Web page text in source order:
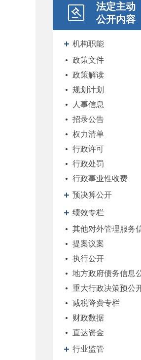
法定主动
公开内容
机构职能
政策文件
政策解读
规划计划
人事信息
招录公告
权力清单
行政许可
行政处罚
行政事业性收费
预决算公开
绩效专栏
其他对外管理服务
提案议案
执行公开
地方政府债务信息
重大行政决策预公
减税降费专栏
财政数据
直达资金
行业监管